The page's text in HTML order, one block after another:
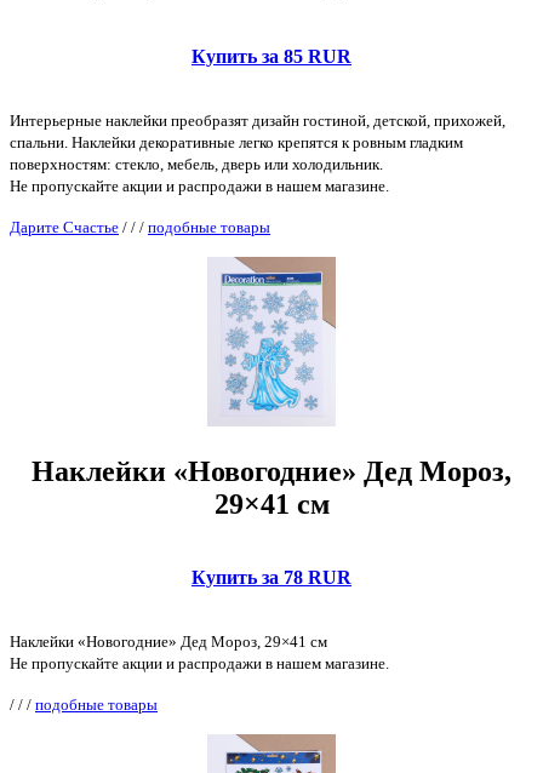
Купить за 85 RUR
Интерьерные наклейки преобразят дизайн гостиной, детской, прихожей,
спальни. Наклейки декоративные легко крепятся к ровным гладким
поверхностям: стекло, мебель, дверь или холодильник.
Не пропускайте акции и распродажи в нашем магазине.
Дарите Счастье / / / подобные товары
Наклейки «Новогодние» Дед Мороз,
29×41 см
Купить за 78 RUR
Наклейки «Новогодние» Дед Мороз, 29×41 см
Не пропускайте акции и распродажи в нашем магазине.
/ / / подобные товары